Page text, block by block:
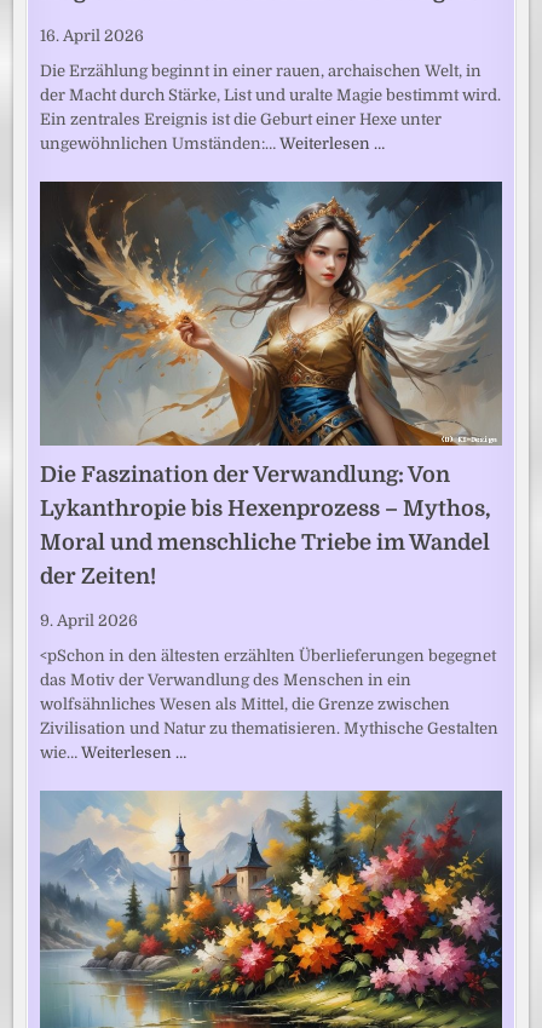
16. April 2026
Die Erzählung beginnt in einer rauen, archaischen Welt, in
der Macht durch Stärke, List und uralte Magie bestimmt wird.
Ein zentrales Ereignis ist die Geburt einer Hexe unter
ungewöhnlichen Umständen:…Weiterlesen …
Die Faszination der Verwandlung: Von
Lykanthropie bis Hexenprozess – Mythos,
Moral und menschliche Triebe im Wandel
der Zeiten!
9. April 2026
<pSchon in den ältesten erzählten Überlieferungen begegnet
das Motiv der Verwandlung des Menschen in ein
wolfsähnliches Wesen als Mittel, die Grenze zwischen
Zivilisation und Natur zu thematisieren. Mythische Gestalten
wie…Weiterlesen …